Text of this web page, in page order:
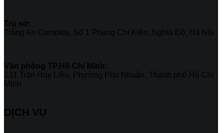
Trụ sở:
Tràng An Complex, Số 1 Phùng Chí Kiên, Nghĩa Đô, Hà Nội
Văn phòng TP.Hồ Chí Minh:
131 Trần Huy Liệu, Phường Phú Nhuận, Thành phố Hồ Chí
Minh
DỊCH VỤ